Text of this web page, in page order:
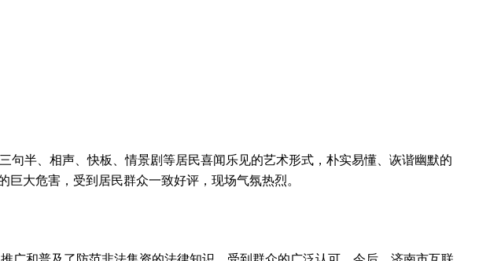
半、相声、快板、情景剧等居民喜闻乐见的艺术形式，朴实易懂、诙谐幽默的
巨大危害，受到居民群众一致好评，现场气氛热烈。